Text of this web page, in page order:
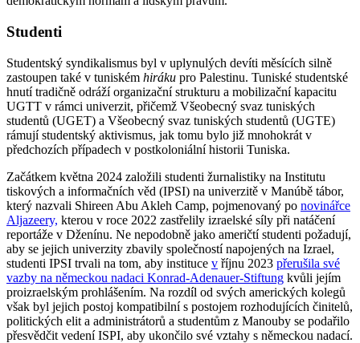
Studenti
Studentský syndikalismus byl v uplynulých devíti měsících silně
zastoupen také v tuniském hiráku pro Palestinu. Tuniské studentské
hnutí tradičně odráží organizační strukturu a mobilizační kapacitu
UGTT v rámci univerzit, přičemž Všeobecný svaz tuniských
studentů (UGET) a Všeobecný svaz tuniských studentů (UGTE)
rámují studentský aktivismus, jak tomu bylo již mnohokrát v
předchozích případech v postkoloniální historii Tuniska.
Začátkem května 2024 založili studenti žurnalistiky na Institutu
tiskových a informačních věd (IPSI) na univerzitě v Manúbě tábor,
který nazvali Shireen Abu Akleh Camp, pojmenovaný po novinářce
Aljazeery, kterou v roce 2022 zastřelily izraelské síly při natáčení
reportáže v Dženínu. Ne nepodobně jako američtí studenti požadují,
aby se jejich univerzity zbavily společností napojených na Izrael,
studenti IPSI trvali na tom, aby instituce v říjnu 2023 přerušila své
vazby na německou nadaci Konrad-Adenauer-Stiftung kvůli jejím
proizraelským prohlášením. Na rozdíl od svých amerických kolegů
však byl jejich postoj kompatibilní s postojem rozhodujících činitelů,
politických elit a administrátorů a studentům z Manouby se podařilo
přesvědčit vedení ISPI, aby ukončilo své vztahy s německou nadací.